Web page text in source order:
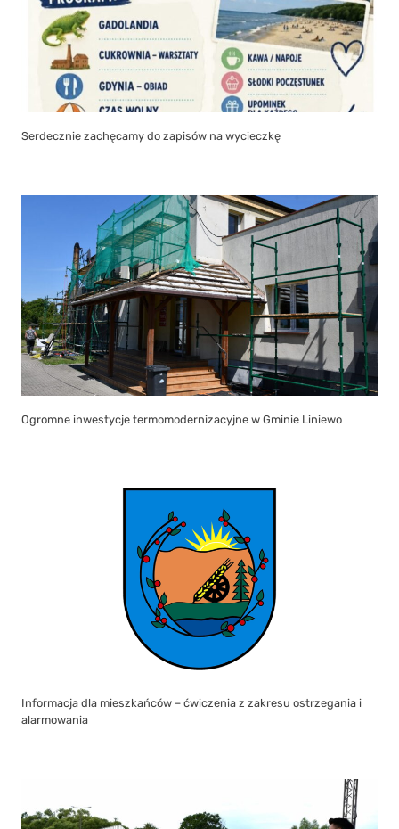
Serdecznie zachęcamy do zapisów na wycieczkę
Ogromne inwestycje termomodernizacyjne w Gminie Liniewo
Informacja dla mieszkańców – ćwiczenia z zakresu ostrzegania i
alarmowania